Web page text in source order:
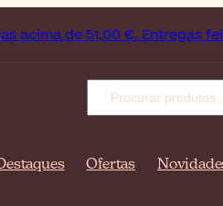
€. Entregas feitas em
Ofertas